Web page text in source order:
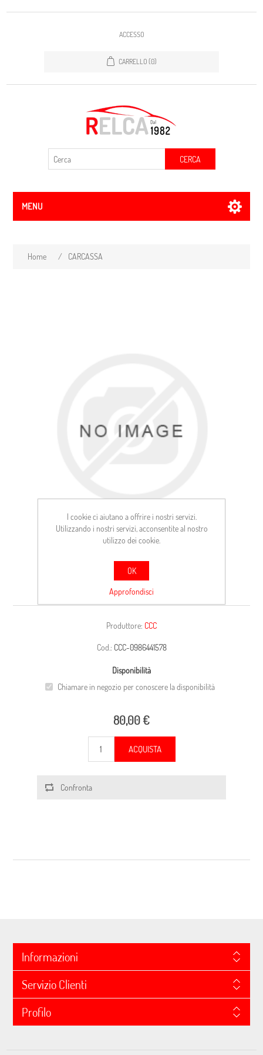
ACCESSO
CARRELLO (0)
CERCA
MENU
Home / CARCASSA
CARCASSA
Produttore: CCC
Cod.: CCC-0986441578
Disponibilità
Chiamare in negozio per conoscere la disponibilità
80,00 €
ACQUISTA
Confronta
Informazioni
Servizio Clienti
Profilo
I cookie ci aiutano a offrire i nostri servizi.
Utilizzando i nostri servizi, acconsentite al nostro
utilizzo dei cookie.
OK
Approfondisci